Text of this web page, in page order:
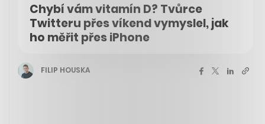
Chybí vám vitamín D? Tvůrce
Twitteru přes víkend vymyslel, jak
ho měřit přes iPhone
FILIP HOUSKA